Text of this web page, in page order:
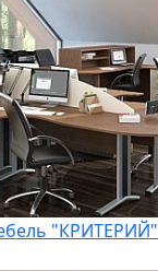
"КРИТЕРИЙ"